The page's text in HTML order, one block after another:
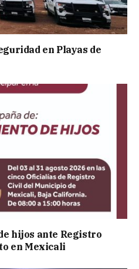
en Playas de
hijos ante Registro
en Mexicali